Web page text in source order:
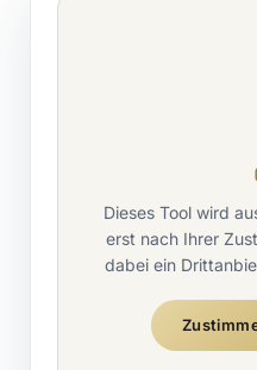
Dieses Tool wird
erst nach Ihrer
dabei ein